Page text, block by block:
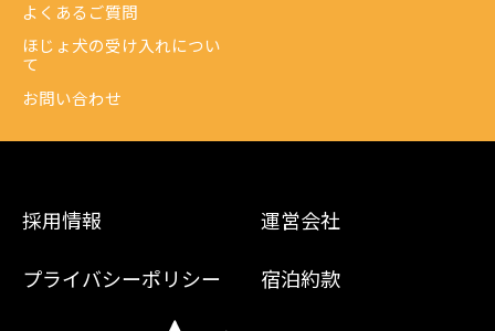
よくあるご質問
ほじょ犬の受け入れについ
て
お問い合わせ
採用情報 運営会社
プライバシーポリシー 宿泊約款